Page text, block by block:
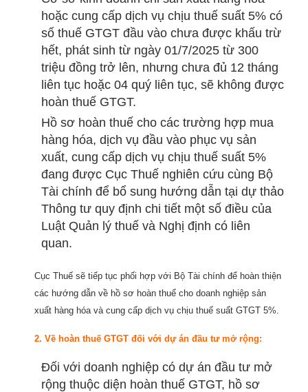
hoặc cung cấp dịch vụ chịu thuế suất 5% có
số thuế GTGT đầu vào chưa được khấu trừ
hết, phát sinh từ ngày 01/7/2025 từ 300
triệu đồng trở lên, nhưng chưa đủ 12 tháng
liên tục hoặc 04 quý liên tục, sẽ không được
hoàn thuế GTGT.
Hồ sơ hoàn thuế cho các trường hợp mua
hàng hóa, dịch vụ đầu vào phục vụ sản
xuất, cung cấp dịch vụ chịu thuế suất 5%
đang được Cục Thuế nghiên cứu cùng Bộ
Tài chính để bổ sung hướng dẫn tại dự thảo
Thông tư quy định chi tiết một số điều của
Luật Quản lý thuế và Nghị định có liên
quan.
Cục Thuế sẽ tiếp tục phối hợp với Bộ Tài chính để hoàn thiện
các hướng dẫn về hồ sơ hoàn thuế cho doanh nghiệp sản
xuất hàng hóa và cung cấp dịch vụ chịu thuế suất GTGT 5%.
2. Về hoàn thuế GTGT đối với dự án đầu tư mở rộng:
Đối với doanh nghiệp có dự án đầu tư mở
rộng thuộc diện hoàn thuế GTGT, hồ sơ